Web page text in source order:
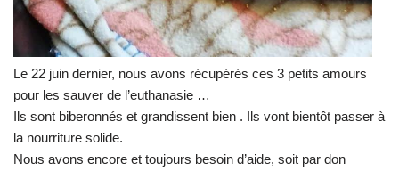
Le 22 juin dernier, nous avons récupérés ces 3 petits amours
pour les sauver de l’euthanasie …
Ils sont biberonnés et grandissent bien . Ils vont bientôt passer à
la nourriture solide.
Nous avons encore et toujours besoin d’aide, soit par don